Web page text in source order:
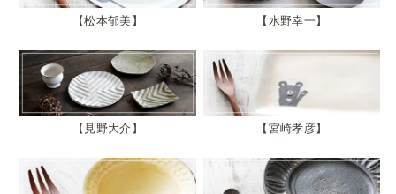
松本郁美 水野幸一
見野大介 宮崎孝彦